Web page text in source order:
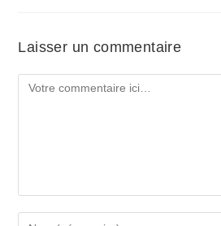
Laisser un commentaire
Comment